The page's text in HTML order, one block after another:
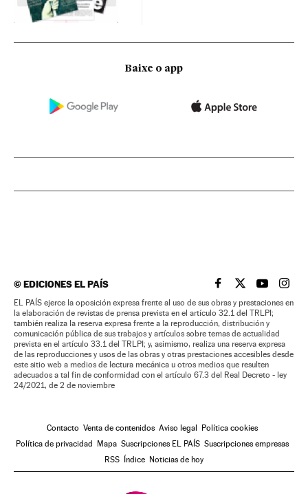
Baixe o app
©EDICIONES EL PAÍS EL PAÍS BRASIL EN
EL PAÍSEL PAÍS
EL
EL PAÍS ejerce la oposición expresa frente al uso de sus obras y prestaciones en
la elaboración de revistas de prensa prevista en el artículo 32.1 del TRLPI;
también realiza la reserva expresa frente a la reproducción, distribución y
comunicación pública de sus trabajos y artículos sobre temas de actualidad
prevista en el artículo 33.1 del TRLPI; y, asimismo, realiza una reserva expresa
de las reproducciones y usos de las obras y otras prestaciones accesibles desde
este sitio web a medios de lectura mecánica u otros medios que resulten
adecuados a tal fin de conformidad con el artículo 67.3 del Real Decreto - ley
24/2021, de 2 de noviembre
Contacto Venta de contenidos Aviso legal
Política cookies
Política de privacidad
Mapa Suscripciones EL PAÍS Suscripciones empresas
RSS
Índice Noticias de hoy